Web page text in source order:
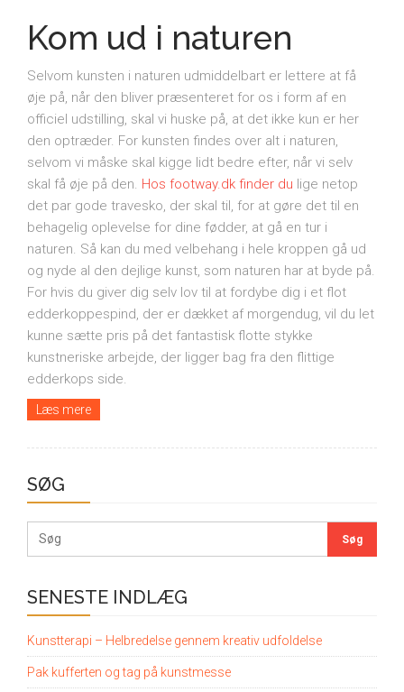
Kom ud i naturen
Selvom kunsten i naturen udmiddelbart er lettere at få
øje på, når den bliver præsenteret for os i form af en
officiel udstilling, skal vi huske på, at det ikke kun er her
den optræder. For kunsten findes over alt i naturen,
selvom vi måske skal kigge lidt bedre efter, når vi selv
skal få øje på den. Hos footway.dk finder du lige netop
det par gode travesko, der skal til, for at gøre det til en
behagelig oplevelse for dine fødder, at gå en tur i
naturen. Så kan du med velbehang i hele kroppen gå ud
og nyde al den dejlige kunst, som naturen har at byde på.
For hvis du giver dig selv lov til at fordybe dig i et flot
edderkoppespind, der er dækket af morgendug, vil du let
kunne sætte pris på det fantastisk flotte stykke
kunstneriske arbejde, der ligger bag fra den flittige
edderkops side.
Læs mere
SØG
SENESTE INDLÆG
Kunstterapi – Helbredelse gennem kreativ udfoldelse
Pak kufferten og tag på kunstmesse